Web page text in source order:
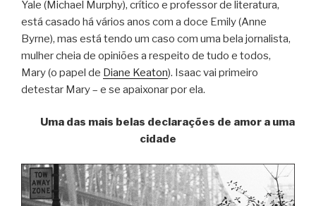
Yale (Michael Murphy), crítico e professor de literatura,
está casado há vários anos com a doce Emily (Anne
Byrne), mas está tendo um caso com uma bela jornalista,
mulher cheia de opiniões a respeito de tudo e todos,
Mary (o papel de Diane Keaton). Isaac vai primeiro
detestar Mary – e se apaixonar por ela.
Uma das mais belas declarações de amor a uma
cidade